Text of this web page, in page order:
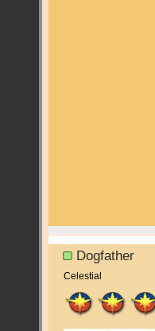
Dogfather
Celestial